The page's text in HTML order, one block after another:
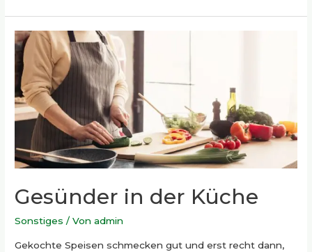
Gesünder in der Küche
Sonstiges / Vonadmin
Gekochte Speisen schmecken gut und erst recht dann,